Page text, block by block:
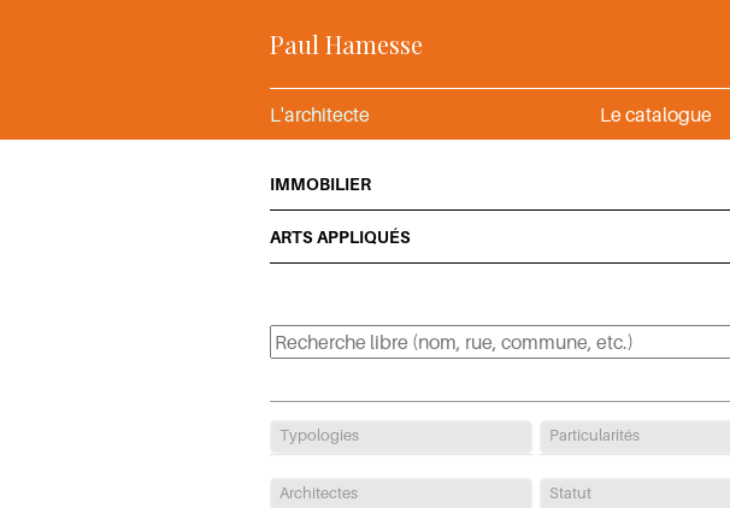
Paul Hamesse
L'architecte Le catalogue
IMMOBILIER
ARTS APPLIQUÉS
Typologies Particularités
Architectes Statut